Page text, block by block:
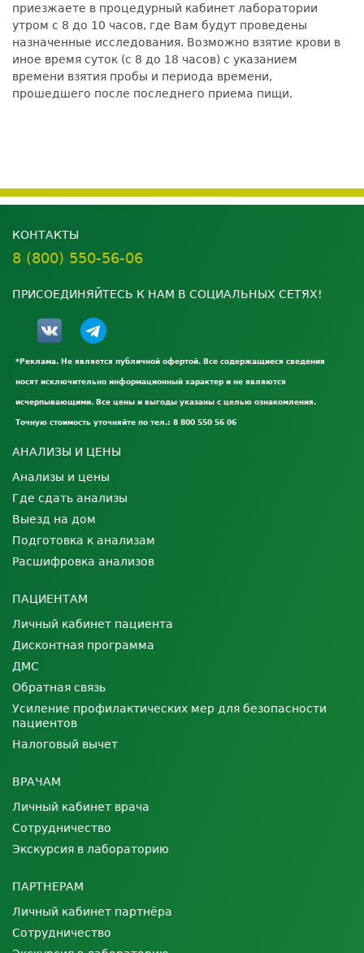
приезжаете в процедурный кабинет лаборатории
утром с 8 до 10 часов, где Вам будут проведены
назначенные исследования. Возможно взятие крови в
иное время суток (с 8 до 18 часов) с указанием
времени взятия пробы и периода времени,
прошедшего после последнего приема пищи.
КОНТАКТЫ
8 (800) 550-56-06
ПРИСОЕДИНЯЙТЕСЬ К НАМ В СОЦИАЛЬНЫХ СЕТЯХ!
*Реклама. Не является публичной офертой. Все содержащиеся сведения
носят исключительно информационный характер и не являются
исчерпывающими. Все цены и выгоды указаны с целью ознакомления.
Точную стоимость уточняйте по тел.: 8 800 550 56 06
АНАЛИЗЫ И ЦЕНЫ
Анализы и цены
Где сдать анализы
Выезд на дом
Подготовка к анализам
Расшифровка анализов
ПАЦИЕНТАМ
Личный кабинет пациента
Дисконтная программа
ДМС
Обратная связь
Усиление профилактических мер для безопасности
пациентов
Налоговый вычет
ВРАЧАМ
Личный кабинет врача
Сотрудничество
Экскурсия в лабораторию
ПАРТНЕРАМ
Личный кабинет партнёра
Сотрудничество